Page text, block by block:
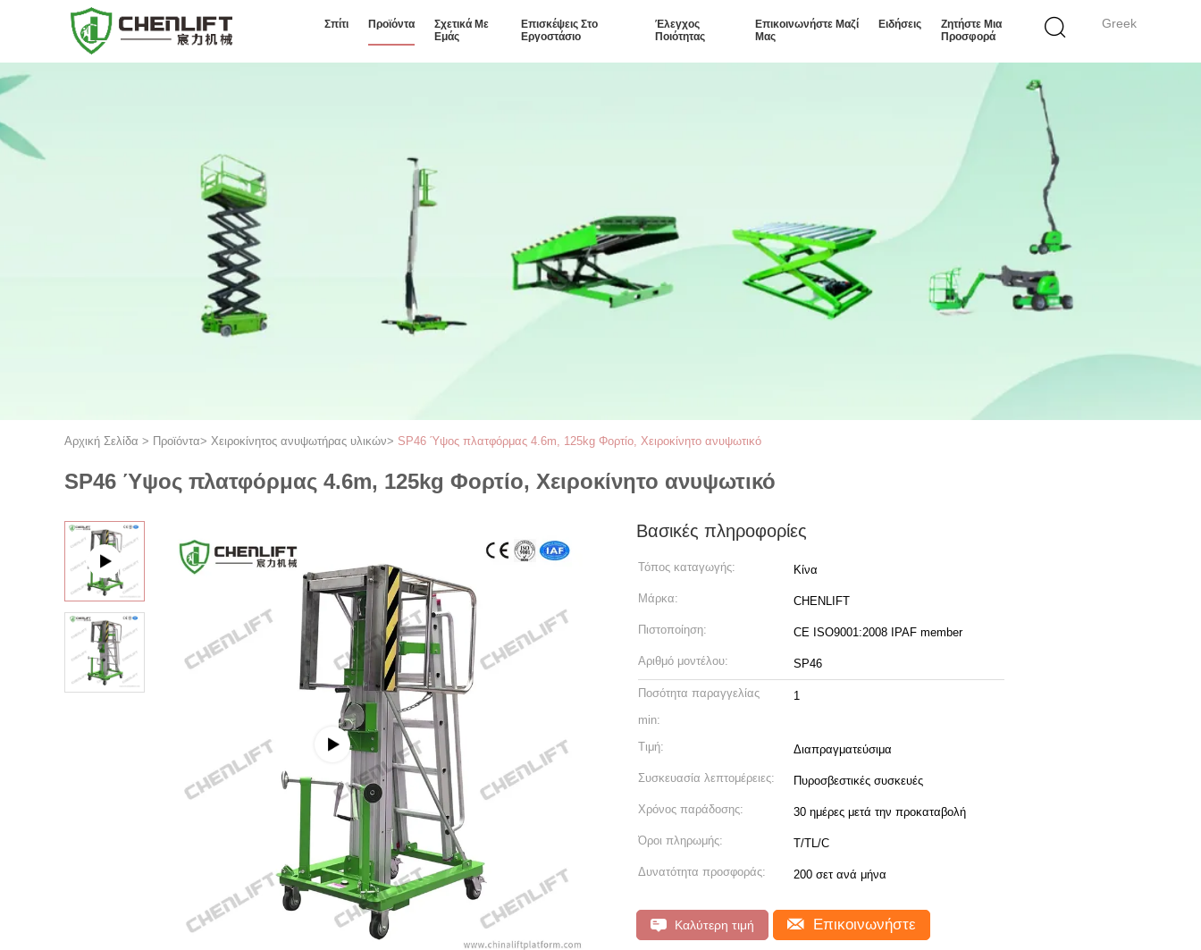
Greek
Σπίτι Προϊόντα
Σχετικά Με
Εμάς
Επισκέψεις Στο
Εργοστάσιο
Έλεγχος
Ποιότητας
Επικοινωνήστε Μαζί
Μας
Ειδήσεις
Ζητήστε Μια
Προσφορά
Αρχική Σελίδα > Προϊόντα> Χειροκίνητος ανυψωτήρας υλικών> SP46 Ύψος πλατφόρμας 4.6m, 125kg Φορτίο, Χειροκίνητο ανυψωτικό
SP46 Ύψος πλατφόρμας 4.6m, 125kg Φορτίο, Χειροκίνητο ανυψωτικό
Βασικές πληροφορίες
Τόπος καταγωγής: Κίνα
Μάρκα: CHENLIFT
Πιστοποίηση: CE ISO9001:2008 IPAF member
Αριθμό μοντέλου: SP46
Ποσότητα παραγγελίας
min:
1
Τιμή: Διαπραγματεύσιμα
Συσκευασία λεπτομέρειες: Πυροσβεστικές συσκευές
Χρόνος παράδοσης: 30 ημέρες μετά την προκαταβολή
Όροι πληρωμής: T/TL/C
Δυνατότητα προσφοράς: 200 σετ ανά μήνα
Καλύτερη τιμή Επικοινωνήστε